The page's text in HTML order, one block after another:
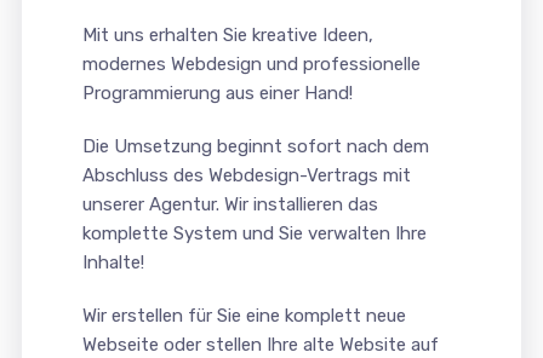
Mit uns erhalten Sie kreative Ideen,
modernes Webdesign und professionelle
Programmierung aus einer Hand!
Die Umsetzung beginnt sofort nach dem
Abschluss des Webdesign-Vertrags mit
unserer Agentur. Wir installieren das
komplette System und Sie verwalten Ihre
Inhalte!
Wir erstellen für Sie eine komplett neue
Webseite oder stellen Ihre alte Website auf